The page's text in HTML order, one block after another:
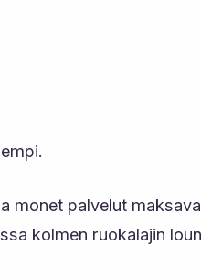
palvelut
kolmen ruokalajin